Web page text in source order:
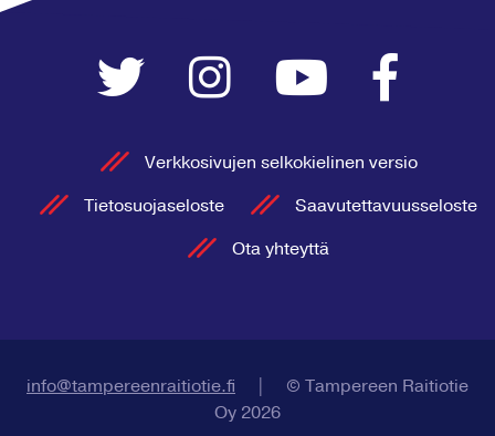
Verkkosivujen selkokielinen versio
Tietosuojaseloste
Saavutettavuusseloste
Ota yhteyttä
info@tampereenraitiotie.fi
© Tampereen Raitiotie
Oy 2026